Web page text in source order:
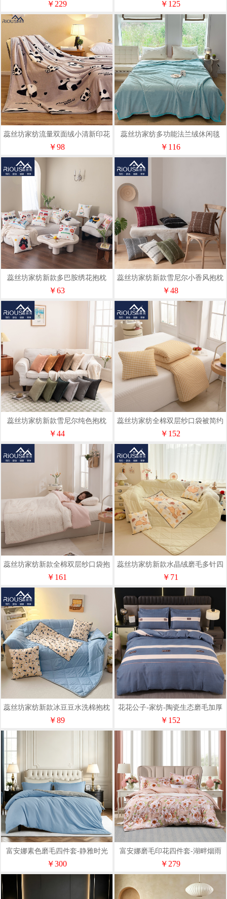
￥229 ￥125
蕊丝坊家纺流量双面绒小清新印花
毛毯150*200cm
￥98
蕊丝坊家纺多功能法兰绒休闲毯
150*200cm
￥116
蕊丝坊家纺新款多巴胺绣花抱枕
￥63
蕊丝坊家纺新款雪尼尔小香风抱枕
￥48
蕊丝坊家纺新款雪尼尔纯色抱枕
￥44
蕊丝坊家纺全棉双层纱口袋被简约
抱枕被
￥152
蕊丝坊家纺新款全棉双层纱口袋抱
枕被
￥161
蕊丝坊家纺新款水晶绒磨毛多针四
季款抱枕被
￥71
蕊丝坊家纺新款冰豆豆水洗棉抱枕
被
￥89
花花公子-家纺-陶瓷生态磨毛加厚
四件套
￥152
富安娜素色磨毛四件套-静雅时光
203*229cm
￥300
富安娜磨毛印花四件套-湖畔烟雨
203*229
￥279